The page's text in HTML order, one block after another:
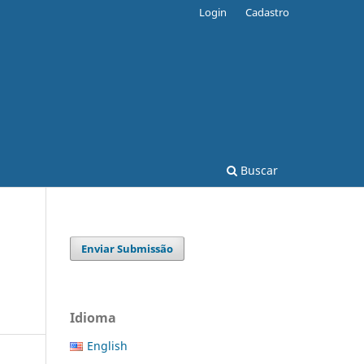
Buscar
Login Cadastro
Enviar Submissão
Idioma
English